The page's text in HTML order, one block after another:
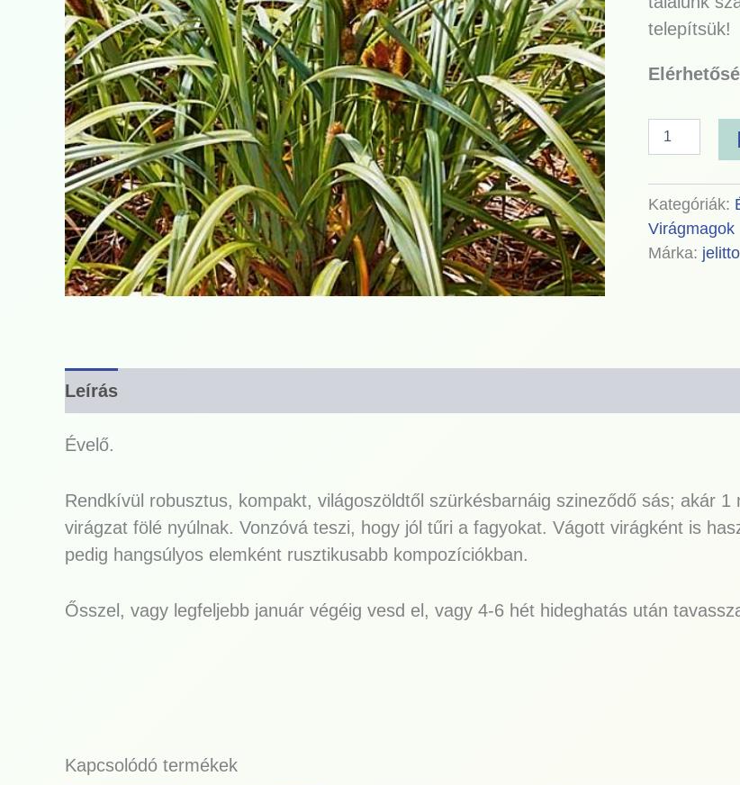
telepítsük!
Kategóriák:
Virágmagok
Márka: jelitto
Leírás
Évelő.
Rendkívül robusztus, kompakt, világoszöldtől szürkésbarnáig szineződő sás; akár
virágzat fölé nyúlnak. Vonzóvá teszi, hogy jól tűri a fagyokat. Vágott virágként is
pedig hangsúlyos elemként rusztikusabb kompozíciókban.
Ősszel, vagy legfeljebb január végéig vesd el, vagy 4-6 hét hideghatás után
Kapcsolódó termékek